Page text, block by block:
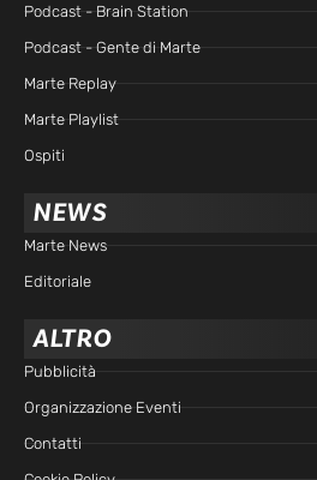
Podcast - Brain Station
Podcast - Gente di Marte
Marte Replay
Marte Playlist
Ospiti
NEWS
Marte News
Editoriale
ALTRO
Pubblicità
Organizzazione Eventi
Contatti